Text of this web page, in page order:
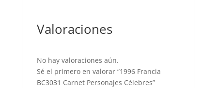
Valoraciones
No hay valoraciones aún.
Sé el primero en valorar “1996 Francia
BC3031 Carnet Personajes Célebres”